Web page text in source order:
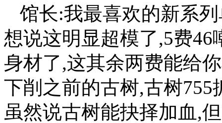
馆长:我最喜欢的新系
想说这明显超模了,5费
身材了,这其余两费能给
下削之前的古树,古树755
虽然说古树能抉择加血,